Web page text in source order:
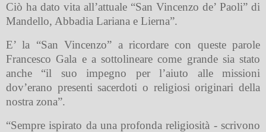
Ciò ha dato vita all’attuale “San Vincenzo de’ Paoli” di
Mandello, Abbadia Lariana e Lierna”.
E’ la “San Vincenzo” a ricordare con queste parole
Francesco Gala e a sottolineare come grande sia stato
anche “il suo impegno per l’aiuto alle missioni
dov’erano presenti sacerdoti o religiosi originari della
nostra zona”.
“Sempre ispirato da una profonda religiosità - scrivono